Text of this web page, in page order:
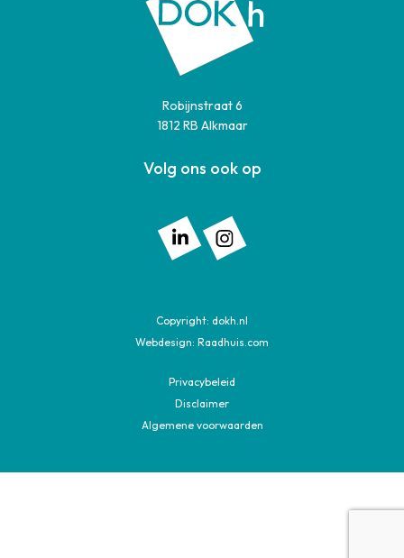
Robijnstraat 6
1812 RB Alkmaar
Volg ons ook op
Volg ons op: Linkedin
Copyright: dokh.nl
Webdesign: Raadhuis.com
Privacybeleid
Disclaimer
Algemene voorwaarden